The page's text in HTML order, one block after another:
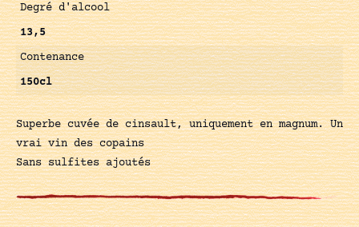
Degré d'alcool
13,5
Contenance
150cl
Superbe cuvée de cinsault, uniquement en magnum. Un
vrai vin des copains
Sans sulfites ajoutés